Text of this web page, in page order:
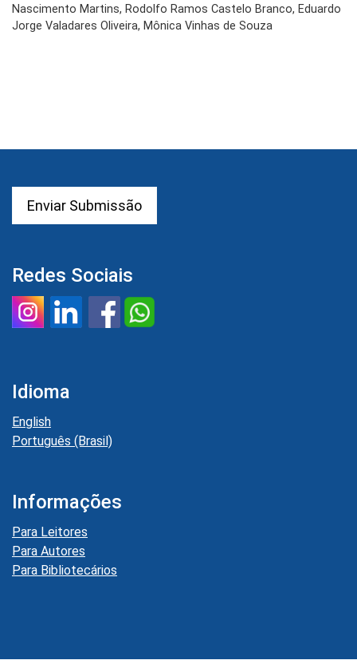
Nascimento Martins, Rodolfo Ramos Castelo Branco, Eduardo
Jorge Valadares Oliveira, Mônica Vinhas de Souza
Enviar Submissão
Redes Sociais
Idioma
English
Português (Brasil)
Informações
Para Leitores
Para Autores
Para Bibliotecários